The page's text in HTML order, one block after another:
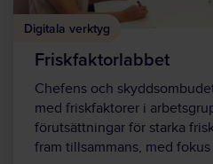
Digitala verktyg
Friskfaktorlabbet
Chefens och
med friskfaktorer i
förutsättningar för starka
fram tillsammans, med